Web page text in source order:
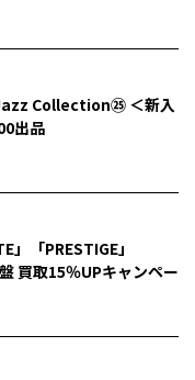
Collection㉕ ＜新入
出品
」「PRESTIGE」
買取15％UPキャンペー